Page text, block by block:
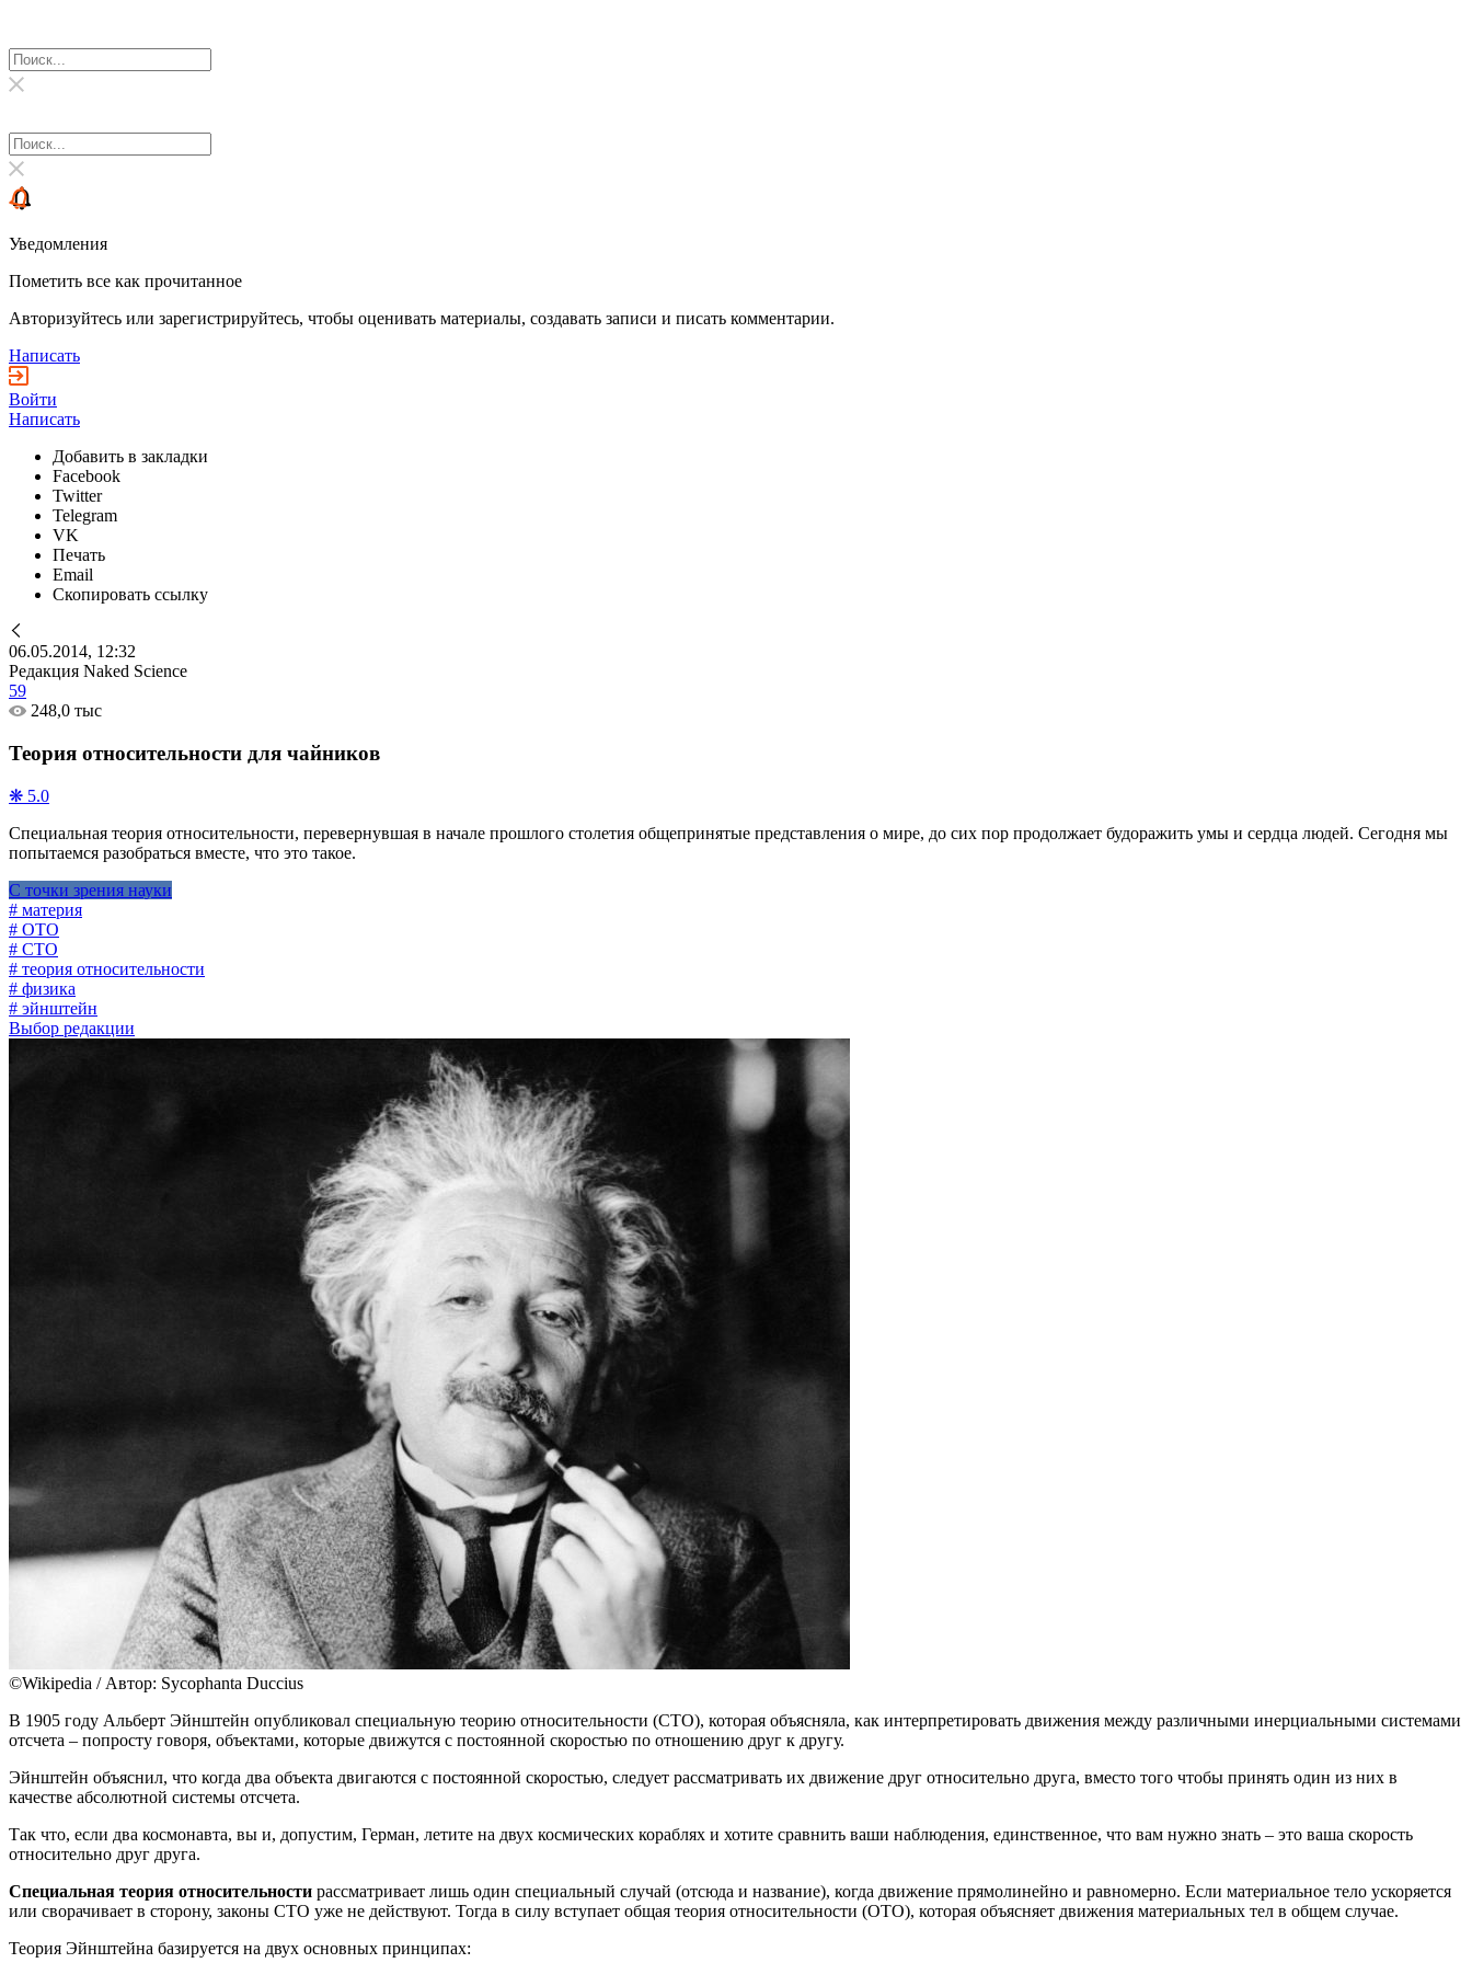
Уведомления
Пометить все как прочитанное
Авторизуйтесь или зарегистрируйтесь, чтобы оценивать материалы, создавать записи и писать комментарии.
Написать
Войти
Написать
Добавить в закладки
Facebook
Twitter
Telegram
VK
Печать
Email
Скопировать ссылку
06.05.2014, 12:32
Редакция Naked Science
59
248,0 тыс
Теория относительности для чайников
❋ 5.0
Специальная теория относительности, перевернувшая в начале прошлого столетия общепринятые представления о мире, до сих пор продолжает будоражить умы и сердца людей. Сегодня мы
попытаемся разобраться вместе, что это такое.
С точки зрения науки
# материя
# ОТО
# СТО
# теория относительности
# физика
# эйнштейн
Выбор редакции
©Wikipedia / Автор: Sycophanta Duccius
В 1905 году Альберт Эйнштейн опубликовал специальную теорию относительности (СТО), которая объясняла, как интерпретировать движения между различными инерциальными системами
отсчета – попросту говоря, объектами, которые движутся с постоянной скоростью по отношению друг к другу.
Эйнштейн объяснил, что когда два объекта двигаются с постоянной скоростью, следует рассматривать их движение друг относительно друга, вместо того чтобы принять один из них в
качестве абсолютной системы отсчета.
Так что, если два космонавта, вы и, допустим, Герман, летите на двух космических кораблях и хотите сравнить ваши наблюдения, единственное, что вам нужно знать – это ваша скорость
относительно друг друга.
Специальная теория относительности рассматривает лишь один специальный случай (отсюда и название), когда движение прямолинейно и равномерно. Если материальное тело ускоряется
или сворачивает в сторону, законы СТО уже не действуют. Тогда в силу вступает общая теория относительности (ОТО), которая объясняет движения материальных тел в общем случае.
Теория Эйнштейна базируется на двух основных принципах: